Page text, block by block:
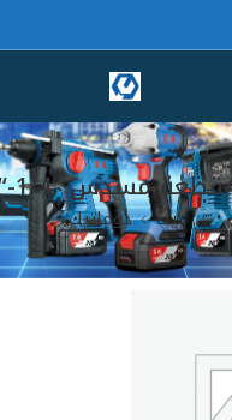
بيت دوماتيك